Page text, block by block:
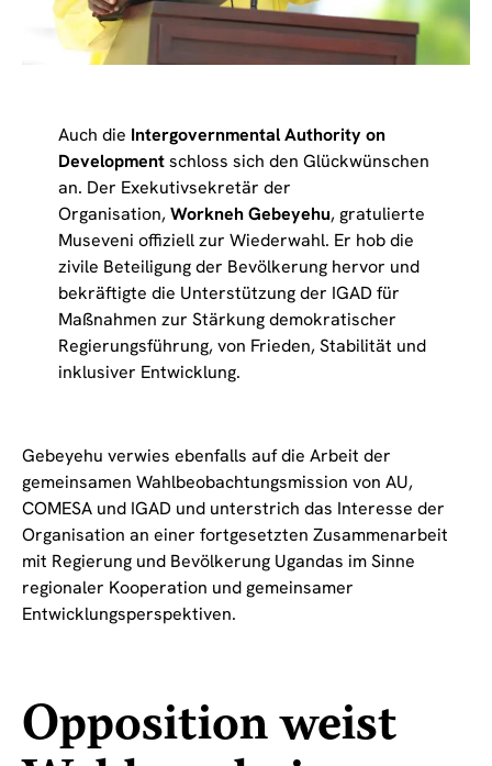
Auch die Intergovernmental Authority on
Developmentschloss sich den Glückwünschen
an. Der Exekutivsekretär der
Organisation,Workneh Gebeyehu, gratulierte
Museveni offiziell zur Wiederwahl. Er hob die
zivile Beteiligung der Bevölkerung hervor und
bekräftigte die Unterstützung der IGAD für
Maßnahmen zur Stärkung demokratischer
Regierungsführung, von Frieden, Stabilität und
inklusiver Entwicklung.
Gebeyehu verwies ebenfalls auf die Arbeit der
gemeinsamen Wahlbeobachtungsmission von AU,
COMESA und IGAD und unterstrich das Interesse der
Organisation an einer fortgesetzten Zusammenarbeit
mit Regierung und Bevölkerung Ugandas im Sinne
regionaler Kooperation und gemeinsamer
Entwicklungsperspektiven.
Opposition weist